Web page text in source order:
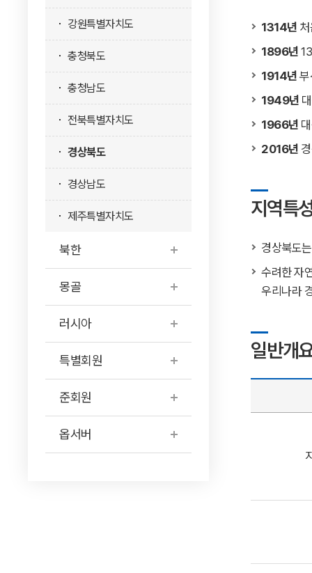
강원특별자치도
충청북도
충청남도
전북특별자치도
경상북도
경상남도
제주특별자치도
북한
몽골
러시아
특별회원
준회원
옵서버
1314년
1896년
1914년 부
1949년
1966년
2016년
지역특
경상북도
수려한 자
우리나라
일반개